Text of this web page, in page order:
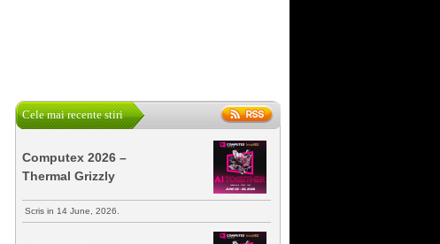
Cele mai recente stiri
Computex 2026 –
Thermal Grizzly
Scris in 14 June, 2026.